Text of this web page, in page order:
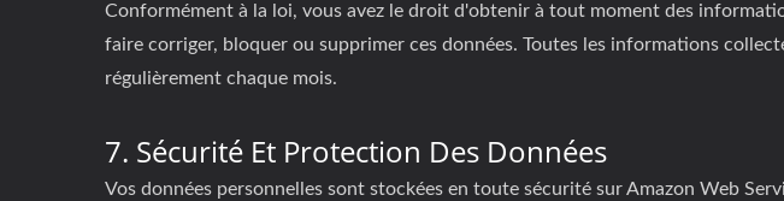
Conformément à la loi, vous avez le droit d'obtenir à tout moment des
faire corriger, bloquer ou supprimer ces données. Toutes les informations
régulièrement chaque mois.
7. Sécurité Et Protection Des Données
Vos données personnelles sont stockées en toute sécurité sur Amazon Web